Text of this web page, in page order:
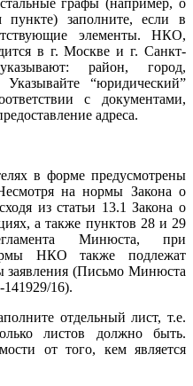
пункте) заполните, если в
элементы. НКО,
в г. Москве и г. Санкт-
район, город,
“юридический”
с документами,
адреса.
в форме предусмотрены
на нормы Закона о
из статьи 13.1 Закона о
а также пунктов 28 и 29
Минюста, при
НКО также подлежат
заявления (Письмо Минюста
16).
отдельный лист, т.е.
листов должно быть.
от того, кем является